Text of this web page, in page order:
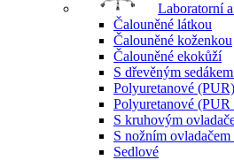
Laboratorní
Čalouněné látkou
Čalouněné koženkou
Čalouněné ekokůží
S dřevěným
Polyuretanové (PUR)
Polyuretanové (PUR
S kruhovým
S nožním
Sedlové